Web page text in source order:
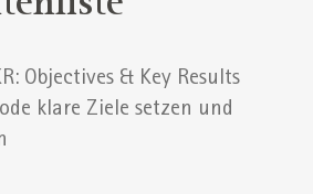
Objectives & Key Results
klare Ziele setzen und